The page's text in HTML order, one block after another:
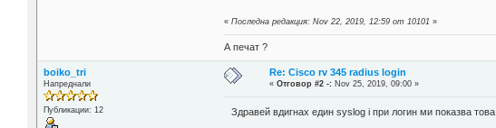
«Последна редакция: Nov 22, 2019, 12:59 от 10101 »
А печат ?
boiko_tri
Напреднали
Публикации: 12
Re: Cisco rv 345 radius login
«Отговор #2 -: Nov 25, 2019, 09:00 »
Здравей вдигнах един syslog i при логин ми показва това